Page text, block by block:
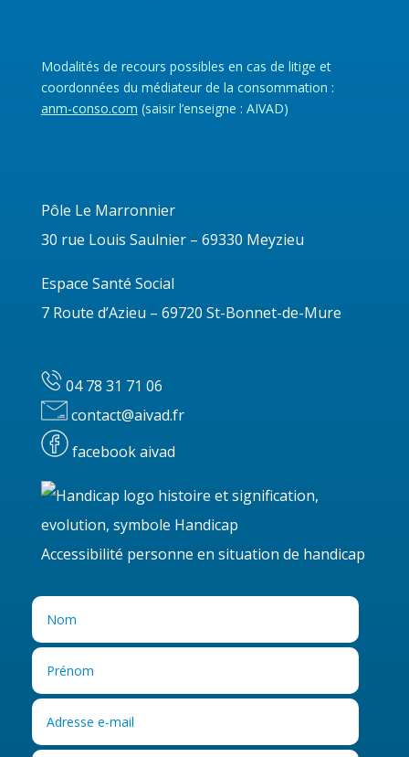
CAFE INTERGENERATIONNEL
ATELIER MEMOIRE
Fév 17, 2025
Modalités de recours possibles en cas de litige et
coordonnées du médiateur de la consommation :
anm-conso.com (saisir l’enseigne : AIVAD)
Pôle Le Marronnier
30 rue Louis Saulnier – 69330 Meyzieu
Espace Santé Social
7 Route d’Azieu – 69720 St-Bonnet-de-Mure
04 78 31 71 06
contact@aivad.fr
facebook aivad
Accessibilité personne en situation de handicap